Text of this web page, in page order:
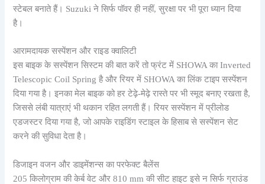
स्टेबल बनाते हैं। Suzuki ने सिर्फ पॉवर ही नहीं, सुरक्षा पर भी पूरा ध्यान दिया
है।
आरामदायक सस्पेंशन और राइड क्वालिटी
इस बाइक के सस्पेंशन सिस्टम की बात करें तो फ्रंट में SHOWA का Inverted
Telescopic Coil Spring है और रियर में SHOWA का लिंक टाइप सस्पेंशन
दिया गया है। इनका मेल बाइक को हर टेढ़े-मेढ़े रास्ते पर भी स्मूद बनाए रखता है,
जिससे लंबी यात्राएं भी थकान रहित लगती हैं। रियर सस्पेंशन में प्रीलोड
एडजस्टर दिया गया है, जो आपके राइडिंग स्टाइल के हिसाब से सस्पेंशन सेट
करने की सुविधा देता है।
डिजाइन वजन और डाइमेंशन्स का परफेक्ट बैलेंस
205 किलोग्राम की केर्ब वेट और 810 mm की सीट हाइट इसे न सिर्फ ग्राउंड